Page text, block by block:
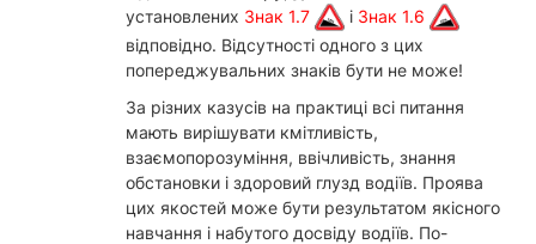
установлених Знак 1.7 і Знак 1.6
відповідно. Відсутності одного з цих
попереджувальних знаків бути не може!
За різних казусів на практиці всі питання
мають вирішувати кмітливість,
взаємопорозуміння, ввічливість, знання
обстановки і здоровий глузд водіїв. Проява
цих якостей може бути результатом якісного
навчання і набутого досвіду водіїв. По-